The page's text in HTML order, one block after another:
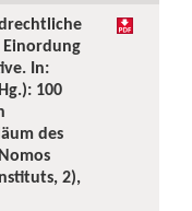
In:
100
des
2),